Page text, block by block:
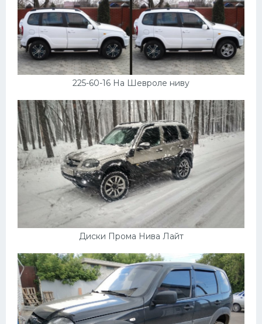
225-60-16 На Шевроле ниву
Диски Прома Нива Лайт